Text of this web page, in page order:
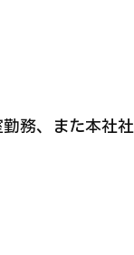
、また本社